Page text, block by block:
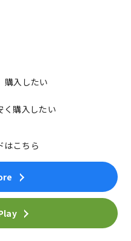
購入したい
く購入したい
はこちら